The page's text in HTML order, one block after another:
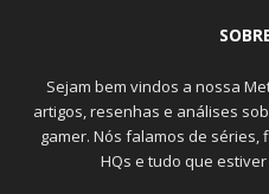
Sejam bem vindos a nossa
artigos, resenhas e análises
gamer. Nós falamos de séries,
HQs e tudo que